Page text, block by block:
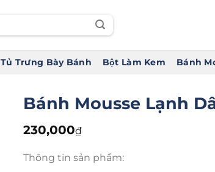
Tủ Trưng Bày Bánh Bột Làm Kem Bánh
Bánh Mousse Lạnh
230,000₫
Thông tin sản phẩm: